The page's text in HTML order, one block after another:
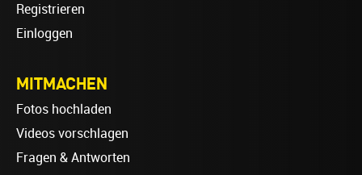
Registrieren
Einloggen
MITMACHEN
Fotos hochladen
Videos vorschlagen
Fragen & Antworten